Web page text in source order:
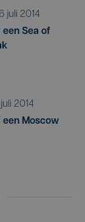
juli 2014
een Sea of
juli 2014
een Moscow